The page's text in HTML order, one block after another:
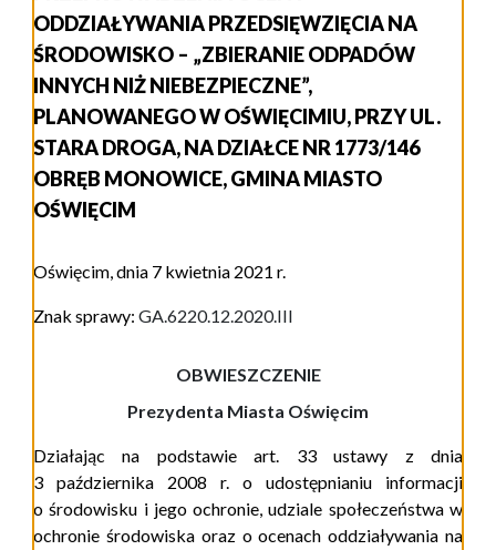
ODDZIAŁYWANIA PRZEDSIĘWZIĘCIA NA
ŚRODOWISKO – „ZBIERANIE ODPADÓW
INNYCH NIŻ NIEBEZPIECZNE”,
PLANOWANEGO W OŚWIĘCIMIU, PRZY UL.
STARA DROGA, NA DZIAŁCE NR 1773/146
OBRĘB MONOWICE, GMINA MIASTO
OŚWIĘCIM
Oświęcim, dnia 7 kwietnia 2021 r.
Znak sprawy: GA.6220.12.2020.III
OBWIESZCZENIE
Prezydenta Miasta Oświęcim
Działając na podstawie art. 33 ustawy z dnia
3 października 2008 r. o udostępnianiu informacji
o środowisku i jego ochronie, udziale społeczeństwa w
ochronie środowiska oraz o ocenach oddziaływania na